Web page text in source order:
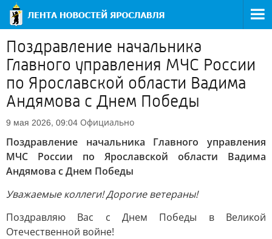
Поздравление начальникa
Главного управления МЧС России
по Ярославской области Вадима
Андямова с Днем Победы
9 мая 2026, 09:04 Официально
Поздравление начальникa Главного управления
МЧС России по Ярославской области Вадима
Андямова с Днем Победы
Уважаемые коллеги! Дорогие ветераны!
Поздравляю Вас с Днем Победы в Великой
Отечественной войне!